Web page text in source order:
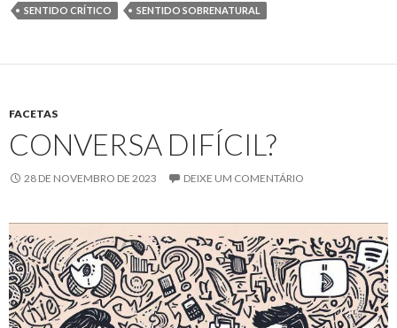
SENTIDO CRÍTICO SENTIDO SOBRENATURAL
FACETAS
CONVERSA DIFÍCIL?
28 DE NOVEMBRO DE 2023 DEIXE UM COMENTÁRIO